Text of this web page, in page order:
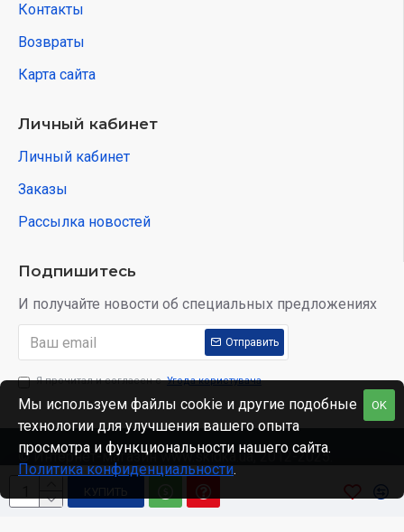
КУПИТЬ
Контакты
Возвраты
Карта сайта
Личный кабинет
Личный кабинет
Заказы
Рассылка новостей
Подпишитесь
И получайте новости об специальных предложениях
Отправить
Я прочитал и согласен с Угода користувача
© Интернет-магазин www.skidka.ua, 2012-2025.
OK
Мы используем файлы cookie и другие подобные
технологии для улучшения вашего опыта
просмотра и функциональности нашего сайта.
Политика конфиденциальности.